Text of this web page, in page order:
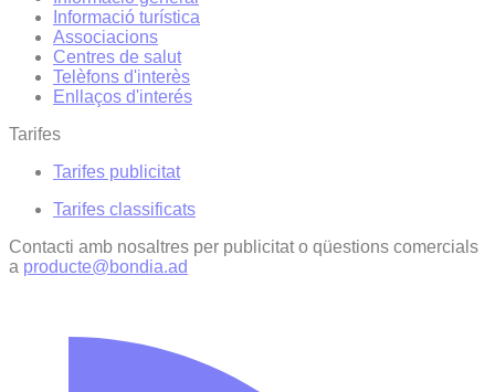
Informació turística
Associacions
Centres de salut
Telèfons d'interès
Enllaços d'interés
Tarifes
Tarifes publicitat
Tarifes classificats
Contacti amb nosaltres per publicitat o qüestions comercials
a producte@bondia.ad